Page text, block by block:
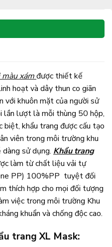
màu xámđược thiết kế
hoạt và dây thun co giãn
với khuôn mặt của người sử
lần lượt là mỗi thùng 50 hộp,
khẩu trang được cấu tạo
viên trong môi trường khu
sử dụng. Khẩu trang
làm từ chất liệu vải tự
PP) 100%PP tuyệt đối
thích hợp cho mọi đối tượng
việc trong môi trường Khu
khuẩn và chống độc cao.
trang XL Mask: